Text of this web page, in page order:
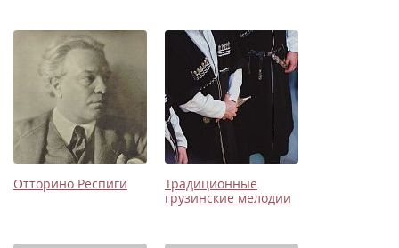
Отторино Респиги
Традиционные
грузинские мелодии